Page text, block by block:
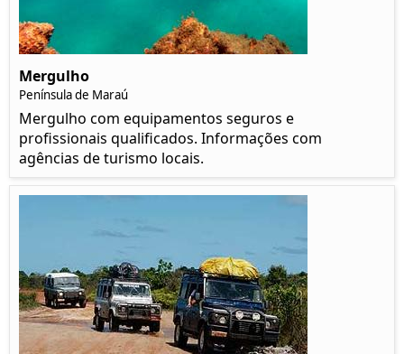
Mergulho
Península de Maraú
Mergulho com equipamentos seguros e
profissionais qualificados. Informações com
agências de turismo locais.